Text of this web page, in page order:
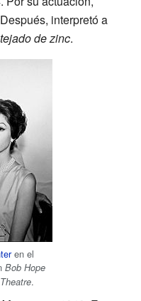
interpretó a
de zinc.
en el
Bob Hope
.